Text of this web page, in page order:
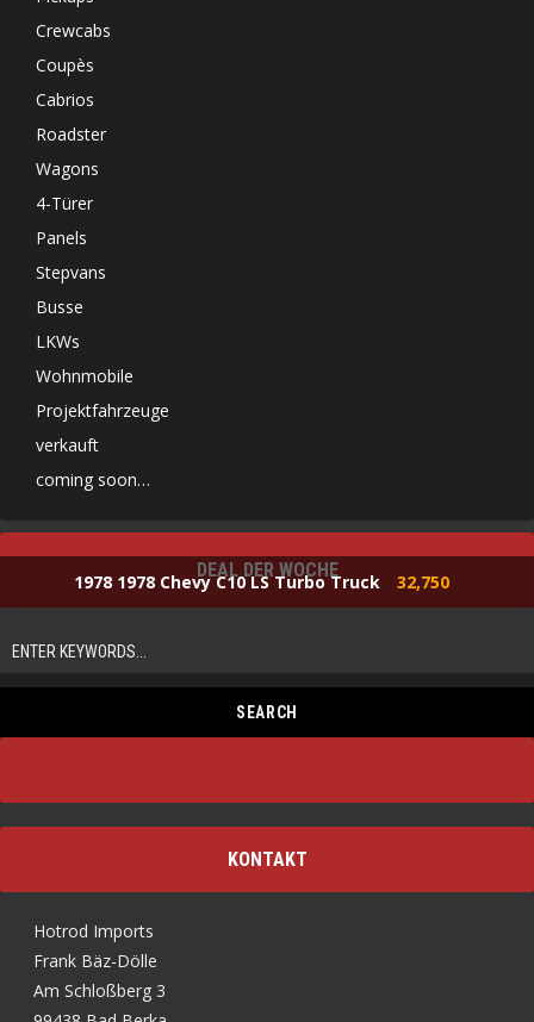
Crewcabs
Coupès
Cabrios
Roadster
Wagons
4-Türer
Panels
Stepvans
Busse
LKWs
Wohnmobile
Projektfahrzeuge
verkauft
coming soon…
DEAL DER WOCHE
1978 1978 Chevy C10 LS Turbo Truck 32,750
KONTAKT
Hotrod Imports
Frank Bäz-Dölle
Am Schloßberg 3